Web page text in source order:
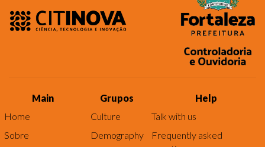
Main
Home
Sobre
Grupos
Culture
Demography
Help
Talk with us
Frequently asked